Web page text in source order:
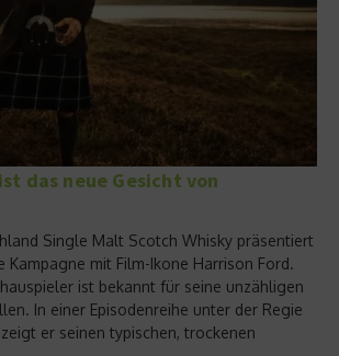
das neue Gesicht von
Single Malt Scotch Whisky präsentiert
Kampagne mit Film-Ikone Harrison Ford.
ist bekannt für seine unzähligen
In einer Episodenreihe unter der Regie
er seinen typischen, trockenen